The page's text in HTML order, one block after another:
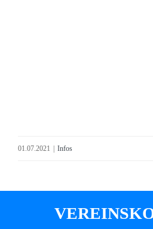
01.07.2021 Infos